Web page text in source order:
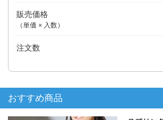
販売価格
（単価 × 入数）
注文数
おすすめ商品